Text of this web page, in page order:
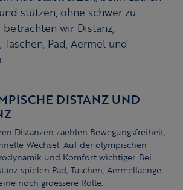
stützen, ohne schwer zu
wir Distanz,
Taschen, Pad, Aermel und
DISTANZ UND
Distanzen zaehlen Bewegungsfreiheit,
Wechsel. Auf der olympischen
und Komfort wichtiger. Bei
spielen Pad, Taschen, Aermellaenge
noch groessere Rolle.